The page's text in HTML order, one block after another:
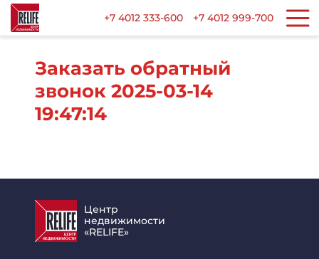
+7 4012 333-600 +7 4012 999-700
Заказать обратный
звонок 2025-03-14
19:47:14
Центр
недвижимости
«RELIFE»